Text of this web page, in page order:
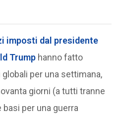
imposti dal presidente
Trump hanno fatto
per una settimana,
giorni (a tutti tranne
basi per una guerra